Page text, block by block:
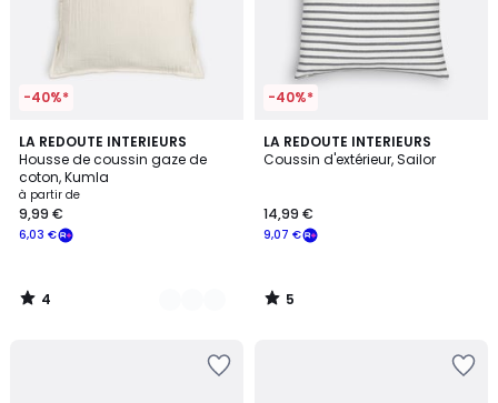
place
7,83
€.
-40%*
LA REDOUTE INTERIEURS
Housse de coussin gaze de
coton, Kumla
à partir de
6,03 €
9,99 €
4
/
5
8
Couleurs
4
/
-40%*
LA REDOUTE INTERIEURS
Coussin d'extérieur, Sailor
9,07 €
14,99 €
5
/
5
/